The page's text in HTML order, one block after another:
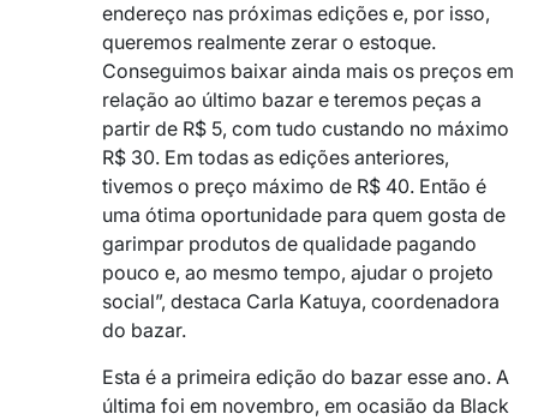
endereço nas próximas edições e, por isso,
queremos realmente zerar o estoque.
Conseguimos baixar ainda mais os preços em
relação ao último bazar e teremos peças a
partir de R$ 5, com tudo custando no máximo
R$ 30. Em todas as edições anteriores,
tivemos o preço máximo de R$ 40. Então é
uma ótima oportunidade para quem gosta de
garimpar produtos de qualidade pagando
pouco e, ao mesmo tempo, ajudar o projeto
social”, destaca Carla Katuya, coordenadora
do bazar.
Esta é a primeira edição do bazar esse ano. A
última foi em novembro, em ocasião da Black